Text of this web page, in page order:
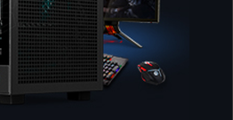
Компактний ПК